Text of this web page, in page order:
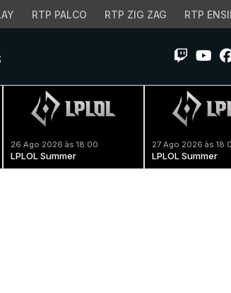
RTP PALCO RTP ZIG ZAG RTP
26 Ago 2026 às 18:00
LPLOL Summer
27 Ago 2026 às
LPLOL Summer